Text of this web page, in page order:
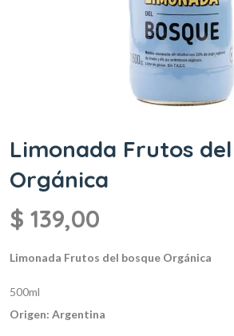
Limonada Frutos
Orgánica
$ 139,00
Limonada Frutos del bosque Orgánica
500ml
Origen: Argentina